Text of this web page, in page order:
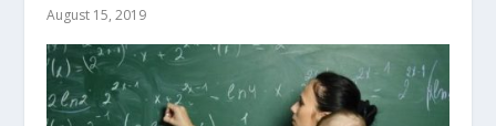
August 15, 2019